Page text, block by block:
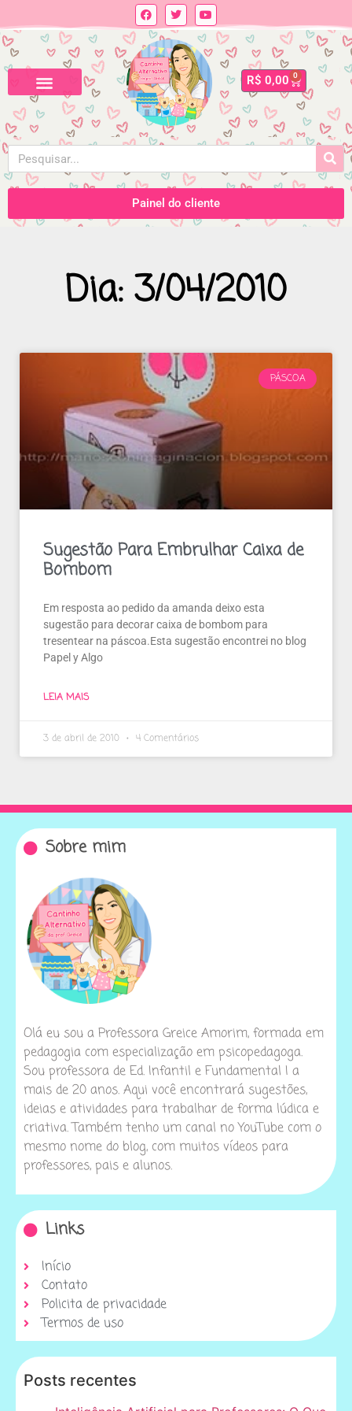
R$ 0,00 0
Painel do cliente
Dia: 3/04/2010
PÁSCOA
Sugestão Para Embrulhar Caixa de
Bombom
Em resposta ao pedido da amanda deixo esta
sugestão para decorar caixa de bombom para
tresentear na páscoa.Esta sugestão encontrei no blog
Papel y Algo
LEIA MAIS
3 de abril de 2010 4 Comentários
Sobre mim
Olá eu sou a Professora Greice Amorim, formada em
pedagogia com especialização em psicopedagoga.
Sou professora de Ed. Infantil e Fundamental I a
mais de 20 anos. Aqui você encontrará sugestões,
ideias e atividades para trabalhar de forma lúdica e
criativa. Também tenho um canal no YouTube com o
mesmo nome do blog, com muitos vídeos para
professores, pais e alunos.
Links
Início
Contato
Policita de privacidade
Termos de uso
Posts recentes